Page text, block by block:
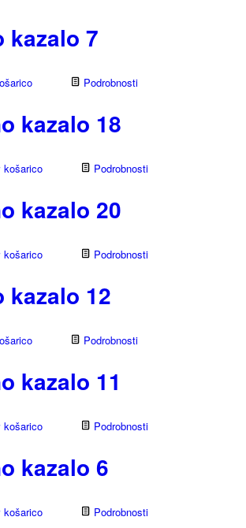
kazalo 7
Podrobnosti
kazalo 18
Podrobnosti
kazalo 20
Podrobnosti
kazalo 12
Podrobnosti
kazalo 11
Podrobnosti
kazalo 6
Podrobnosti